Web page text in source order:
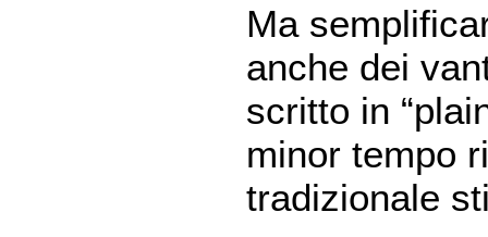
Ma
anche dei
scritto in
minor tempo
tradizionale